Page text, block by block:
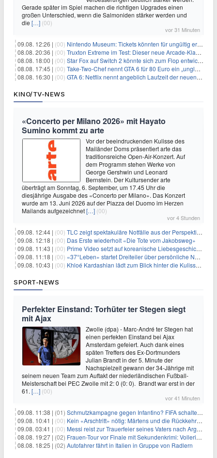
Gerade später im Spiel machen die richtigen Upgrades einen
großen Unterschied, wenn die Salmoniden stärker werden und
die […] (00)
vor 31 Minuten
09.08. 12:26 | (00) Nintendo Museum: Tickets könnten für ungültig erklärt werden!
08.08. 20:36 | (00) Truxton Extreme im Test: Dieser neue Arcade-Klassiker verzeiht dir gar nichts
08.08. 18:00 | (00) Star Fox auf Switch 2 könnte sich zum Flop entwickeln
08.08. 17:45 | (00) Take-Two-Chef nennt GTA 6 für 80 Euro ein „unglaubliches Schnäppchen“
08.08. 16:30 | (00) GTA 6: Netflix nennt angeblich Laufzeit der neuen Gameplay-Präsentation
KINO/TV-NEWS
«Concerto per Milano 2026» mit Hayato
Sumino kommt zu arte
Vor der beeindruckenden Kulisse des
Mailänder Doms präsentiert arte das
traditionsreiche Open-Air-Konzert. Auf
dem Programm stehen Werke von
George Gershwin und Leonard
Bernstein. Der Kultursender arte
überträgt am Sonntag, 6. September, um 17.45 Uhr die
diesjährige Ausgabe des «Concerto per Milano». Das Konzert
wurde am 13. Juni 2026 auf der Piazza del Duomo im Herzen
Mailands aufgezeichnet[…] (00)
vor 4 Stunden
09.08. 12:44 | (00) TLC zeigt spektakuläre Notfälle aus der Perspektive der Patienten
09.08. 12:18 | (00) Das Erste wiederholt «Die Tote vom Jakobsweg»
09.08. 11:43 | (00) Prime Video setzt auf koreanische Liebesgeschichte
09.08. 11:18 | (00) «37°Leben» startet Dreiteiler über persönliche Neuanfänge
09.08. 10:43 | (00) Khloé Kardashian lädt zum Blick hinter die Kulissen ihres Freundeskreises
SPORT-NEWS
Perfekter Einstand: Torhüter ter Stegen siegt
mit Ajax
Zwolle (dpa) - Marc-André ter Stegen hat
einen perfekten Einstand bei Ajax
Amsterdam gefeiert. Auch dank eines
späten Treffers des Ex-Dortmunders
Julian Brandt in der 5. Minute der
Nachspielzeit gewann der 34-Jährige mit
seinem neuen Team zum Auftakt der niederländischen Fußball-
Meisterschaft bei PEC Zwolle mit 2: 0 (0: 0). Brandt war erst in der
61. […] (00)
vor 41 Minuten
09.08. 11:38 | (01) Schmutzkampagne gegen Infantino? FIFA schaltet auf Angriff
09.08. 10:41 | (00) Kein «Arschtritt» nötig: Märtens und die Rückkehr nach Paris
09.08. 03:41 | (00) Messi reist zur Trauerfeier seines Vaters nach Argentinien
08.08. 19:27 | (02) Frauen-Tour vor Finale mit Sekundenkrimi: Vollering in Gelb
08.08. 18:25 | (02) Autofahrer fährt in Italien in Gruppe von Radlern